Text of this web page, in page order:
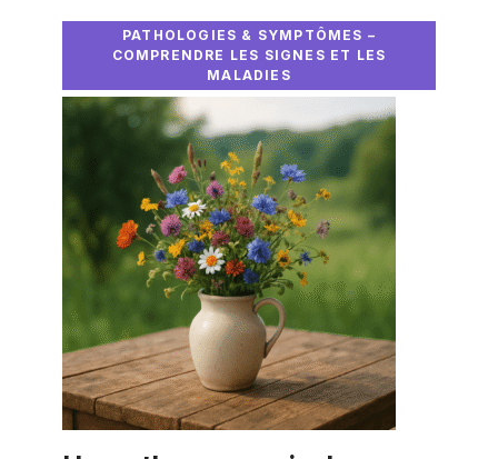
PATHOLOGIES & SYMPTÔMES –
COMPRENDRE LES SIGNES ET LES
MALADIES